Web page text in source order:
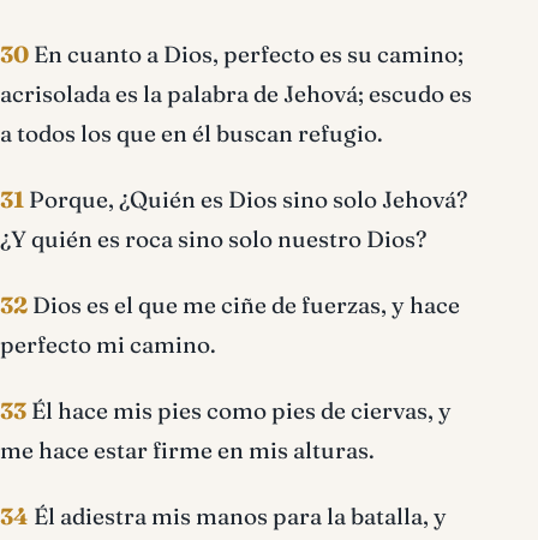
30 En cuanto a Dios, perfecto es su camino;
acrisolada es la palabra de Jehová; escudo es
a todos los que en él buscan refugio.
31 Porque, ¿Quién es Dios sino solo Jehová?
¿Y quién es roca sino solo nuestro Dios?
32 Dios es el que me ciñe de fuerzas, y hace
perfecto mi camino.
33 Él hace mis pies como pies de ciervas, y
me hace estar firme en mis alturas.
34 Él adiestra mis manos para la batalla, y